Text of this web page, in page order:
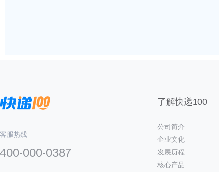
客服热线
400-000-0387
了解快递100
公司简介
企业文化
发展历程
核心产品